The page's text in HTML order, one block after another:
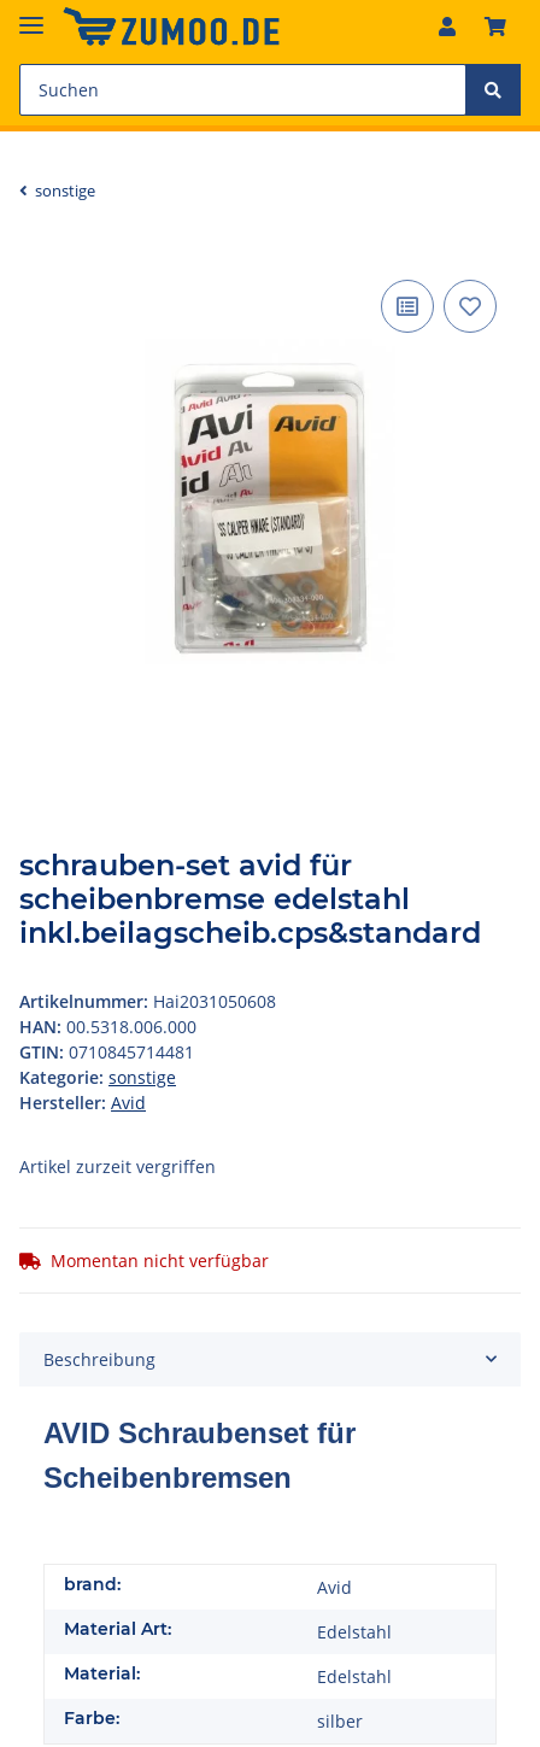
sonstige
schrauben-set avid für
scheibenbremse edelstahl
inkl.beilagscheib.cps&standard
Artikelnummer: Hai2031050608
HAN: 00.5318.006.000
GTIN: 0710845714481
Kategorie: sonstige
Hersteller: Avid
Artikel zurzeit vergriffen
Momentan nicht verfügbar
Beschreibung
AVID Schraubenset für
Scheibenbremsen
brand: Avid
Material Art: Edelstahl
Material: Edelstahl
Farbe: silber